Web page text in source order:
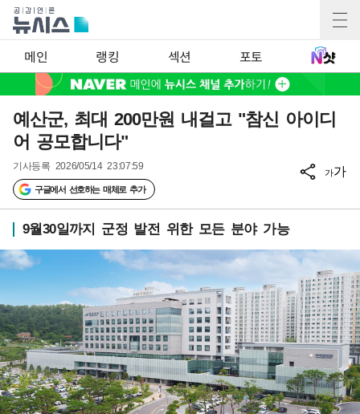
메인 랭킹 섹션 포토
예산군, 최대 200만원 내걸고 "참신 아이디
어 공모합니다"
기사등록 2026/05/14 23:07:59
구글에서 선호하는 매체로 추가
가가
9월30일까지 군정 발전 위한 모든 분야 가능